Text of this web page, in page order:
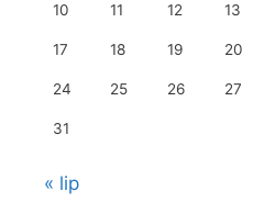
10 11 12 13
17 18 19 20
24 25 26 27
31
« lip